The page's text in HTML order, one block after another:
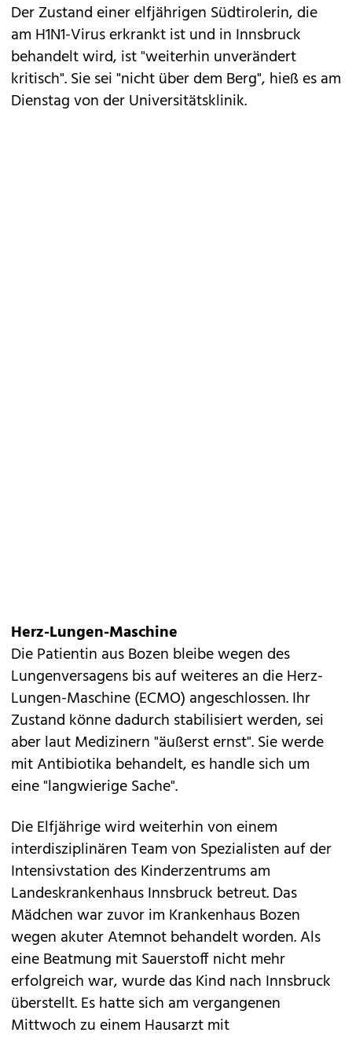
Der Zustand einerelfjährigen Südtirolerin, die
am H1N1-Virus erkrankt istund in Innsbruck
behandelt wird, ist "weiterhin unverändert
kritisch". Sie sei "nicht über dem Berg", hieß es am
Dienstag von der Universitätsklinik.
Herz-Lungen-Maschine
Die Patientin aus Bozen bleibe wegen des
Lungenversagens bis auf weiteres an die Herz-
Lungen-Maschine (ECMO) angeschlossen. Ihr
Zustand könne dadurch stabilisiert werden, sei
aber laut Medizinern "äußerst ernst". Sie werde
mit Antibiotika behandelt, es handle sich um
eine "langwierige Sache".
Die Elfjährige wird weiterhin von einem
interdisziplinären Team von Spezialisten auf der
Intensivstation des Kinderzentrums am
Landeskrankenhaus Innsbruck betreut. Das
Mädchen war zuvor im Krankenhaus Bozen
wegen akuter Atemnot behandelt worden. Als
eine Beatmung mit Sauerstoff nicht mehr
erfolgreich war, wurde das Kind nach Innsbruck
überstellt. Es hatte sich am vergangenen
Mittwoch zu einem Hausarzt mit